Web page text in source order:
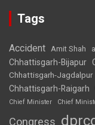
Tags
Accident Amit Shah
Chhattisgarh-Bijapur
Chhattisgarh-Jagdalpur
Chhattisgarh-Raigarh
Chief Minister
Chief
Congress